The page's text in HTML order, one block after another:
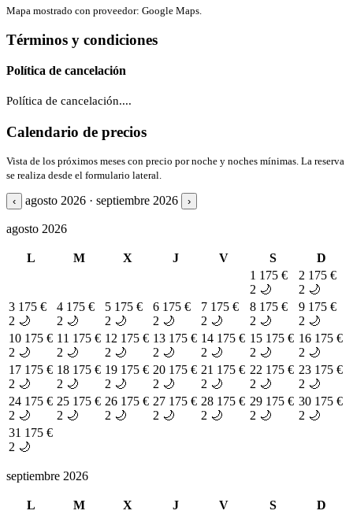
Mapa mostrado con proveedor: Google Maps.
Términos y condiciones
Política de cancelación
Política de cancelación....
Calendario de precios
Vista de los próximos meses con precio por noche y noches mínimas. La reserva
se realiza desde el formulario lateral.
‹ agosto 2026 · septiembre 2026 ›
agosto 2026
L M X J V S
D
1 175 €
2 🌙
2 175 €
2 🌙
3 175 €
2 🌙
4 175 €
2 🌙
5 175 €
2 🌙
6 175 €
2 🌙
7 175 €
2 🌙
8 175 €
2 🌙
9 175 €
2 🌙
10 175 €
2 🌙
11 175 €
2 🌙
12 175 €
2 🌙
13 175 €
2 🌙
14 175 €
2 🌙
15 175 €
2 🌙
16 175 €
2 🌙
17 175 €
2 🌙
18 175 €
2 🌙
19 175 €
2 🌙
20 175 €
2 🌙
21 175 €
2 🌙
22 175 €
2 🌙
23 175 €
2 🌙
24 175 €
2 🌙
25 175 €
2 🌙
26 175 €
2 🌙
27 175 €
2 🌙
28 175 €
2 🌙
29 175 €
2 🌙
30 175 €
2 🌙
31 175 €
2 🌙
septiembre 2026
L M X J V S
D